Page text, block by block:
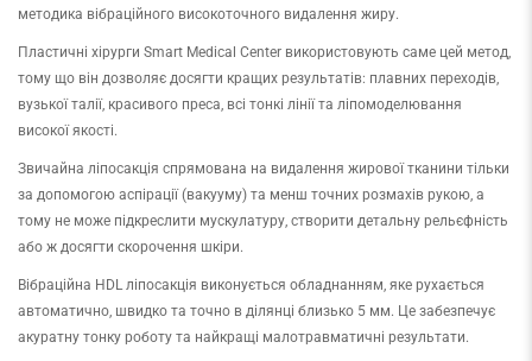
методика вібраційного високоточного видалення жиру.
Пластичні хірурги Smart Medical Center використовують саме цей метод,
тому що він дозволяє досягти кращих результатів: плавних переходів,
вузької талії, красивого преса, всі тонкі лінії та ліпомоделювання
високої якості.
Звичайна ліпосакція спрямована на видалення жирової тканини тільки
за допомогою аспірації (вакууму) та менш точних розмахів рукою, а
тому не може підкреслити мускулатуру, створити детальну рельєфність
або ж досягти скорочення шкіри.
Вібраційна HDL ліпосакція виконується обладнанням, яке рухається
автоматично, швидко та точно в ділянці близько 5 мм. Це забезпечує
акуратну тонку роботу та найкращі малотравматичні результати.